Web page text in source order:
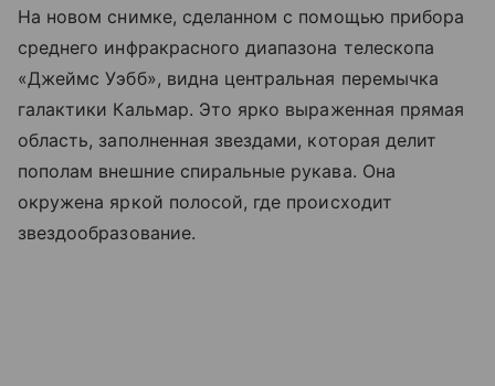
На новом снимке, сделанном с помощью прибора
среднего инфракрасного диапазона телескопа
«Джеймс Уэбб», видна центральная перемычка
галактики Кальмар. Это ярко выраженная прямая
область, заполненная звездами, которая делит
пополам внешние спиральные рукава. Она
окружена яркой полосой, где происходит
звездообразование.